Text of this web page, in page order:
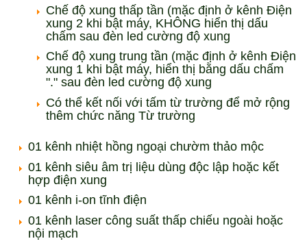
Chế độ xung thấp tần (mặc định ở kênh Điện
xung 2 khi bật máy, KHÔNG hiển thị dấu
chấm sau đèn led cường độ xung
Chế độ xung trung tần (mặc định ở kênh Điện
xung 1 khi bật máy, hiển thị bằng dấu chấm
"." sau đèn led cường độ xung
Có thể kết nối với tấm từ trường để mở rộng
thêm chức năng Từ trường
01 kênh nhiệt hồng ngoại chườm thảo mộc
01 kênh siêu âm trị liệu dùng độc lập hoặc kết
hợp điện xung
01 kênh i-on tĩnh điện
01 kênh laser công suất thấp chiếu ngoài hoặc
nội mạch